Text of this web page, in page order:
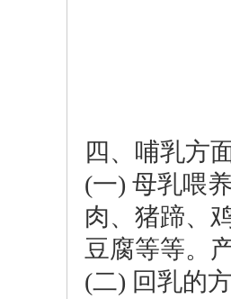
四、哺乳方
(一) 母乳喂
肉、猪蹄、
豆腐等等。
(二) 回乳的